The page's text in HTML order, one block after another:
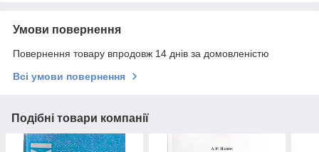
Умови повернення
Повернення товару впродовж 14 днів за домовленістю
Всі умови повернення
Подібні товари компанії